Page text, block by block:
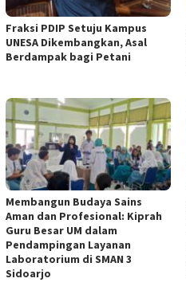
Fraksi PDIP Setuju Kampus
UNESA Dikembangkan, Asal
Berdampak bagi Petani
Membangun Budaya Sains
Aman dan Profesional: Kiprah
Guru Besar UM dalam
Pendampingan Layanan
Laboratorium di SMAN 3
Sidoarjo